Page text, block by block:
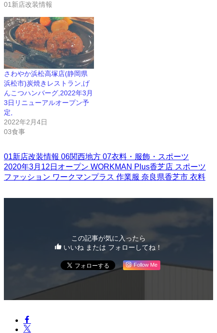
01新店改装情報
さわやか浜松高塚店(静岡県
浜松市)炭焼きレストラン,げ
んこつハンバーグ,2022年3月
3日リニューアルオープン予
定,
2022年2月4日
03食事
01新店改装情報 06関西地方 07衣料・服飾・スポーツ
2020年3月12日オープン WORKMAN Plus香芝店 スポーツ
ファッション ワークマンプラス 作業服 奈良県香芝市 衣料
この記事が気に入ったら
いいね または フォローしてね！
Follow Me